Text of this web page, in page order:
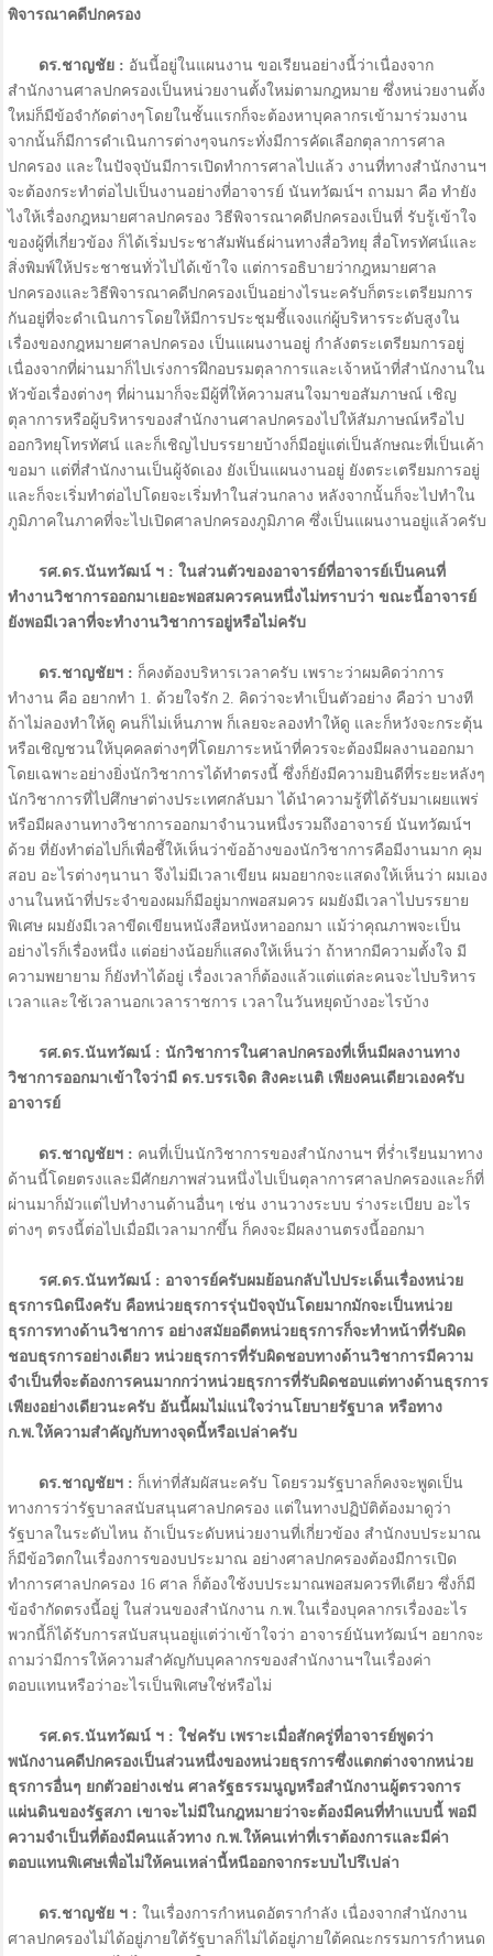
พิจารณาคดีปกครอง
ดร.ชาญชัย : อันนี้อยู่ในแผนงาน ขอเรียนอย่างนี้ว่าเนื่องจาก
สำนักงานศาลปกครองเป็นหน่วยงานตั้งใหม่ตามกฎหมาย ซึ่งหน่วยงานตั้ง
ใหม่ก็มีข้อจำกัดต่างๆโดยในชั้นแรกก็จะต้องหาบุคลากรเข้ามาร่วมงาน
จากนั้นก็มีการดำเนินการต่างๆจนกระทั่งมีการคัดเลือกตุลาการศาล
ปกครอง และในปัจจุบันมีการเปิดทำการศาลไปแล้ว งานที่ทางสำนักงานฯ
จะต้องกระทำต่อไปเป็นงานอย่างที่อาจารย์ นันทวัฒน์ฯ ถามมา คือ ทำยัง
ไงให้เรื่องกฎหมายศาลปกครอง วิธีพิจารณาคดีปกครองเป็นที่ รับรู้เข้าใจ
ของผู้ที่เกี่ยวข้อง ก็ได้เริ่มประชาสัมพันธ์ผ่านทางสื่อวิทยุ สื่อโทรทัศน์และ
สิ่งพิมพ์ให้ประชาชนทั่วไปได้เข้าใจ แต่การอธิบายว่ากฎหมายศาล
ปกครองและวิธีพิจารณาคดีปกครองเป็นอย่างไรนะครับก็ตระเตรียมการ
กันอยู่ที่จะดำเนินการโดยให้มีการประชุมชี้แจงแก่ผู้บริหารระดับสูงใน
เรื่องของกฎหมายศาลปกครอง เป็นแผนงานอยู่ กำลังตระเตรียมการอยู่
เนื่องจากที่ผ่านมาก็ไปเร่งการฝึกอบรมตุลาการและเจ้าหน้าที่สำนักงานใน
หัวข้อเรื่องต่างๆ ที่ผ่านมาก็จะมีผู้ที่ให้ความสนใจมาขอสัมภาษณ์ เชิญ
ตุลาการหรือผู้บริหารของสำนักงานศาลปกครองไปให้สัมภาษณ์หรือไป
ออกวิทยุโทรทัศน์ และก็เชิญไปบรรยายบ้างก็มีอยู่แต่เป็นลักษณะที่เป็นเค้า
ขอมา แต่ที่สำนักงานเป็นผู้จัดเอง ยังเป็นแผนงานอยู่ ยังตระเตรียมการอยู่
และก็จะเริ่มทำต่อไปโดยจะเริ่มทำในส่วนกลาง หลังจากนั้นก็จะไปทำใน
ภูมิภาคในภาคที่จะไปเปิดศาลปกครองภูมิภาค ซึ่งเป็นแผนงานอยู่แล้วครับ
รศ.ดร.นันทวัฒน์ ฯ : ในส่วนตัวของอาจารย์ที่อาจารย์เป็นคนที่
ทำงานวิชาการออกมาเยอะพอสมควรคนหนึ่งไม่ทราบว่า ขณะนี้อาจารย์
ยังพอมีเวลาที่จะทำงานวิชาการอยู่หรือไม่ครับ
ดร.ชาญชัยฯ : ก็คงต้องบริหารเวลาครับ เพราะว่าผมคิดว่าการ
ทำงาน คือ อยากทำ 1. ด้วยใจรัก 2. คิดว่าจะทำเป็นตัวอย่าง คือว่า บางที
ถ้าไม่ลองทำให้ดู คนก็ไม่เห็นภาพ ก็เลยจะลองทำให้ดู และก็หวังจะกระตุ้น
หรือเชิญชวนให้บุคคลต่างๆที่โดยภาระหน้าที่ควรจะต้องมีผลงานออกมา
โดยเฉพาะอย่างยิ่งนักวิชาการได้ทำตรงนี้ ซึ่งก็ยังมีความยินดีที่ระยะหลังๆ
นักวิชาการที่ไปศึกษาต่างประเทศกลับมา ได้นำความรู้ที่ได้รับมาเผยแพร่
หรือมีผลงานทางวิชาการออกมาจำนวนหนึ่งรวมถึงอาจารย์ นันทวัฒน์ฯ
ด้วย ที่ยังทำต่อไปก็เพื่อชี้ให้เห็นว่าข้ออ้างของนักวิชาการคือมีงานมาก คุม
สอบ อะไรต่างๆนานา จึงไม่มีเวลาเขียน ผมอยากจะแสดงให้เห็นว่า ผมเอง
งานในหน้าที่ประจำของผมก็มีอยู่มากพอสมควร ผมยังมีเวลาไปบรรยาย
พิเศษ ผมยังมีเวลาขีดเขียนหนังสือหนังหาออกมา แม้ว่าคุณภาพจะเป็น
อย่างไรก็เรื่องหนึ่ง แต่อย่างน้อยก็แสดงให้เห็นว่า ถ้าหากมีความตั้งใจ มี
ความพยายาม ก็ยังทำได้อยู่ เรื่องเวลาก็ต้องแล้วแต่แต่ละคนจะไปบริหาร
เวลาและใช้เวลานอกเวลาราชการ เวลาในวันหยุดบ้างอะไรบ้าง
รศ.ดร.นันทวัฒน์ : นักวิชาการในศาลปกครองที่เห็นมีผลงานทาง
วิชาการออกมาเข้าใจว่ามี ดร.บรรเจิด สิงคะเนติ เพียงคนเดียวเองครับ
อาจารย์
ดร.ชาญชัยฯ : คนที่เป็นนักวิชาการของสำนักงานฯ ที่ร่ำเรียนมาทาง
ด้านนี้โดยตรงและมีศักยภาพส่วนหนึ่งไปเป็นตุลาการศาลปกครองและก็ที่
ผ่านมาก็มัวแต่ไปทำงานด้านอื่นๆ เช่น งานวางระบบ ร่างระเบียบ อะไร
ต่างๆ ตรงนี้ต่อไปเมื่อมีเวลามากขึ้น ก็คงจะมีผลงานตรงนี้ออกมา
รศ.ดร.นันทวัฒน์ : อาจารย์ครับผมย้อนกลับไปประเด็นเรื่องหน่วย
ธุรการนิดนึงครับ คือหน่วยธุรการรุ่นปัจจุบันโดยมากมักจะเป็นหน่วย
ธุรการทางด้านวิชาการ อย่างสมัยอดีตหน่วยธุรการก็จะทำหน้าที่รับผิด
ชอบธุรการอย่างเดียว หน่วยธุรการที่รับผิดชอบทางด้านวิชาการมีความ
จำเป็นที่จะต้องการคนมากกว่าหน่วยธุรการที่รับผิดชอบแต่ทางด้านธุรการ
เพียงอย่างเดียวนะครับ อันนี้ผมไม่แน่ใจว่านโยบายรัฐบาล หรือทาง
ก.พ.ให้ความสำคัญกับทางจุดนี้หรือเปล่าครับ
ดร.ชาญชัยฯ : ก็เท่าที่สัมผัสนะครับ โดยรวมรัฐบาลก็คงจะพูดเป็น
ทางการว่ารัฐบาลสนับสนุนศาลปกครอง แต่ในทางปฏิบัติต้องมาดูว่า
รัฐบาลในระดับไหน ถ้าเป็นระดับหน่วยงานที่เกี่ยวข้อง สำนักงบประมาณ
ก็มีข้อวิตกในเรื่องการของบประมาณ อย่างศาลปกครองต้องมีการเปิด
ทำการศาลปกครอง 16 ศาล ก็ต้องใช้งบประมาณพอสมควรทีเดียว ซึ่งก็มี
ข้อจำกัดตรงนี้อยู่ ในส่วนของสำนักงาน ก.พ.ในเรื่องบุคลากรเรื่องอะไร
พวกนี้ก็ได้รับการสนับสนุนอยู่แต่ว่าเข้าใจว่า อาจารย์นันทวัฒน์ฯ อยากจะ
ถามว่ามีการให้ความสำคัญกับบุคลากรของสำนักงานฯในเรื่องค่า
ตอบแทนหรือว่าอะไรเป็นพิเศษใช่หรือไม่
รศ.ดร.นันทวัฒน์ ฯ : ใช่ครับ เพราะเมื่อสักครู่ที่อาจารย์พูดว่า
พนักงานคดีปกครองเป็นส่วนหนึ่งของหน่วยธุรการซึ่งแตกต่างจากหน่วย
ธุรการอื่นๆ ยกตัวอย่างเช่น ศาลรัฐธรรมนูญหรือสำนักงานผู้ตรวจการ
แผ่นดินของรัฐสภา เขาจะไม่มีในกฎหมายว่าจะต้องมีคนที่ทำแบบนี้ พอมี
ความจำเป็นที่ต้องมีคนแล้วทาง ก.พ.ให้คนเท่าที่เราต้องการและมีค่า
ตอบแทนพิเศษเพื่อไม่ให้คนเหล่านี้หนีออกจากระบบไปรึเปล่า
ดร.ชาญชัย ฯ : ในเรื่องการกำหนดอัตรากำลัง เนื่องจากสำนักงาน
ศาลปกครองไม่ได้อยู่ภายใต้รัฐบาลก็ไม่ได้อยู่ภายใต้คณะกรรมการกำหนด